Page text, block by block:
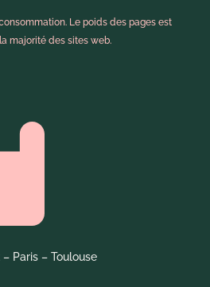
Le poids des pages est
majorité des sites web.
Paris – Toulouse